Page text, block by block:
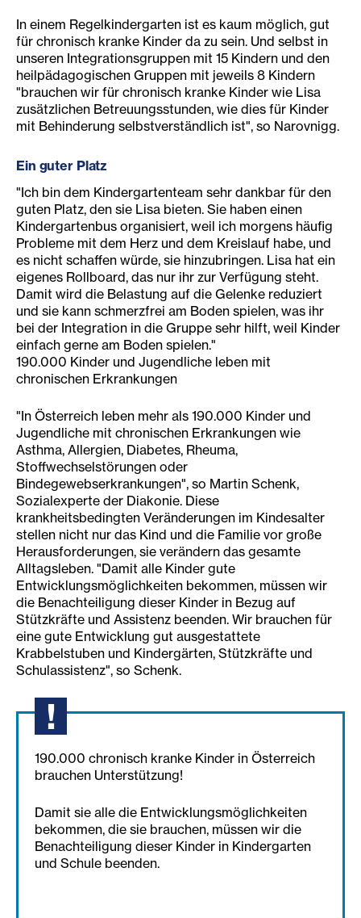
In einem Regelkindergarten ist es kaum möglich, gut
für chronisch kranke Kinder da zu sein. Und selbst in
unseren Integrationsgruppen mit 15 Kindern und den
heilpädagogischen Gruppen mit jeweils 8 Kindern
"brauchen wir für chronisch kranke Kinder wie Lisa
zusätzlichen Betreuungsstunden, wie dies für Kinder
mit Behinderung selbstverständlich ist", so Narovnigg.
Ein guter Platz
"Ich bin dem Kindergartenteam sehr dankbar für den
guten Platz, den sie Lisa bieten. Sie haben einen
Kindergartenbus organisiert, weil ich morgens häufig
Probleme mit dem Herz und dem Kreislauf habe, und
es nicht schaffen würde, sie hinzubringen. Lisa hat ein
eigenes Rollboard, das nur ihr zur Verfügung steht.
Damit wird die Belastung auf die Gelenke reduziert
und sie kann schmerzfrei am Boden spielen, was ihr
bei der Integration in die Gruppe sehr hilft, weil Kinder
einfach gerne am Boden spielen."
190.000 Kinder und Jugendliche leben mit
chronischen Erkrankungen
"In Österreich leben mehr als 190.000 Kinder und
Jugendliche mit chronischen Erkrankungen wie
Asthma, Allergien, Diabetes, Rheuma,
Stoffwechselstörungen oder
Bindegewebserkrankungen", so Martin Schenk,
Sozialexperte der Diakonie. Diese
krankheitsbedingten Veränderungen im Kindesalter
stellen nicht nur das Kind und die Familie vor große
Herausforderungen, sie verändern das gesamte
Alltagsleben. "Damit alle Kinder gute
Entwicklungsmöglichkeiten bekommen, müssen wir
die Benachteiligung dieser Kinder in Bezug auf
Stützkräfte und Assistenz beenden. Wir brauchen für
eine gute Entwicklung gut ausgestattete
Krabbelstuben und Kindergärten, Stützkräfte und
Schulassistenz", so Schenk.
190.000 chronisch kranke Kinder in Österreich
brauchen Unterstützung!
Damit sie alle die Entwicklungsmöglichkeiten
bekommen, die sie brauchen, müssen wir die
Benachteiligung dieser Kinder in Kindergarten
und Schule beenden.